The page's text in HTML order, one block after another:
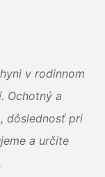
v rodinnom
Ochotný a
dôslednosť pri
a určite